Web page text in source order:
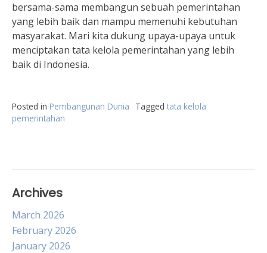
bersama-sama membangun sebuah pemerintahan
yang lebih baik dan mampu memenuhi kebutuhan
masyarakat. Mari kita dukung upaya-upaya untuk
menciptakan tata kelola pemerintahan yang lebih
baik di Indonesia.
Posted in Pembangunan Dunia Tagged tata kelola
pemerintahan
Archives
March 2026
February 2026
January 2026